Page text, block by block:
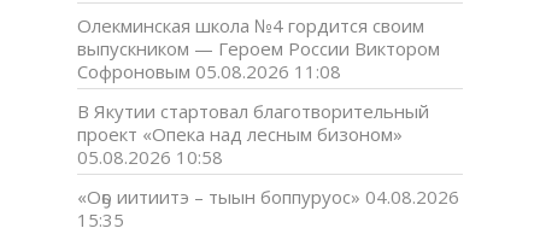
Олекминская школа №4 гордится своим
выпускником — Героем России Виктором
Софроновым 05.08.2026 11:08
В Якутии стартовал благотворительный
проект «Опека над лесным бизоном»
05.08.2026 10:58
«Оҕо иитиитэ – тыын боппуруос» 04.08.2026
15:35